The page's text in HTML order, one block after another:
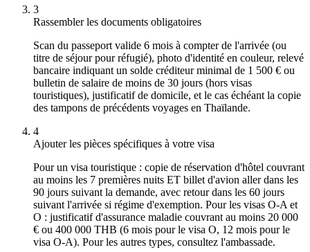
3
Rassembler les documents obligatoires
Scan du passeport valide 6 mois à compter de l'arrivée (ou
titre de séjour pour réfugié), photo d'identité en couleur, relevé
bancaire indiquant un solde créditeur minimal de 1 500 € ou
bulletin de salaire de moins de 30 jours (hors visas
touristiques), justificatif de domicile, et le cas échéant la copie
des tampons de précédents voyages en Thaïlande.
4
Ajouter les pièces spécifiques à votre visa
Pour un visa touristique : copie de réservation d'hôtel couvrant
au moins les 7 premières nuits ET billet d'avion aller dans les
90 jours suivant la demande, avec retour dans les 60 jours
suivant l'arrivée si régime d'exemption. Pour les visas O-A et
O : justificatif d'assurance maladie couvrant au moins 20 000
€ ou 400 000 THB (6 mois pour le visa O, 12 mois pour le
visa O-A). Pour les autres types, consultez l'ambassade.